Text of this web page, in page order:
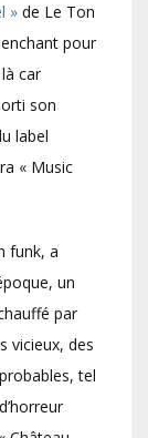
» de Le Ton
pour
car
son
label
« Music
funk, a
un
par
vicieux, des
tel